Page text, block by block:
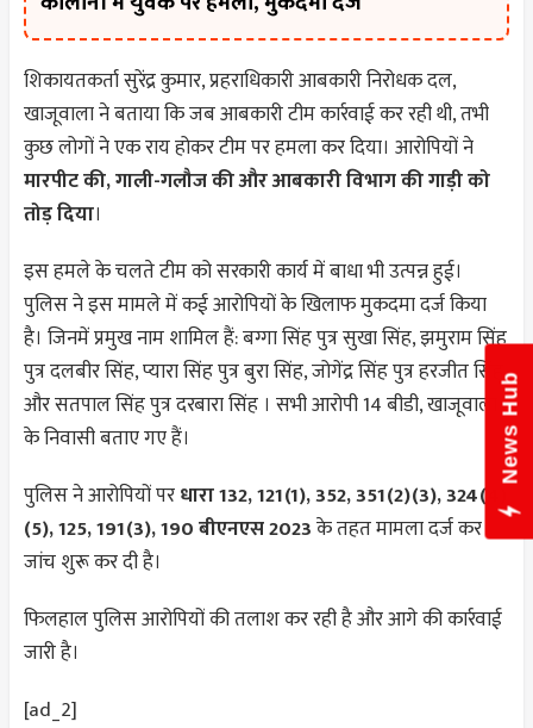
शिकायतकर्ता सुरेंद्र कुमार, प्रहराधिकारी आबकारी निरोधक दल,
खाजूवाला ने बताया कि जब आबकारी टीम कार्रवाई कर रही थी, तभी
कुछ लोगों ने एक राय होकर टीम पर हमला कर दिया। आरोपियों ने
मारपीट की, गाली-गलौज की और आबकारी विभाग की गाड़ी को
तोड़ दिया।
इस हमले के चलते टीम को सरकारी कार्य में बाधा भी उत्पन्न हुई।
पुलिस ने इस मामले में कई आरोपियों के खिलाफ मुकदमा दर्ज किया
है। जिनमें प्रमुख नाम शामिल हैं: बग्गा सिंह पुत्र सुखा सिंह, झमुराम सिंह
पुत्र दलबीर सिंह, प्यारा सिंह पुत्र बुरा सिंह, जोगेंद्र सिंह पुत्र हरजीत सिंह
और सतपाल सिंह पुत्र दरबारा सिंह । सभी आरोपी 14 बीडी, खाजूवाला
के निवासी बताए गए हैं।
पुलिस ने आरोपियों परधारा 132, 121(1), 352, 351(2)(3), 324(4)
(5), 125, 191(3), 190 बीएनएस 2023के तहत मामला दर्ज कर
जांच शुरू कर दी है।
फिलहाल पुलिस आरोपियों की तलाश कर रही है और आगे की कार्रवाई
जारी है।
[ad_2]
News Hub